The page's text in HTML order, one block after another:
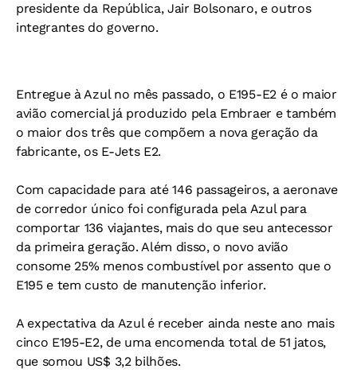
presidente da República, Jair Bolsonaro, e outros
integrantes do governo.
Entregue à Azul no mês passado, o E195-E2 é o maior
avião comercial já produzido pela Embraer e também
o maior dos três que compõem a nova geração da
fabricante, os E-Jets E2.
Com capacidade para até 146 passageiros, a aeronave
de corredor único foi configurada pela Azul para
comportar 136 viajantes, mais do que seu antecessor
da primeira geração. Além disso, o novo avião
consome 25% menos combustível por assento que o
E195 e tem custo de manutenção inferior.
A expectativa da Azul é receber ainda neste ano mais
cinco E195-E2, de uma encomenda total de 51 jatos,
que somou US$ 3,2 bilhões.